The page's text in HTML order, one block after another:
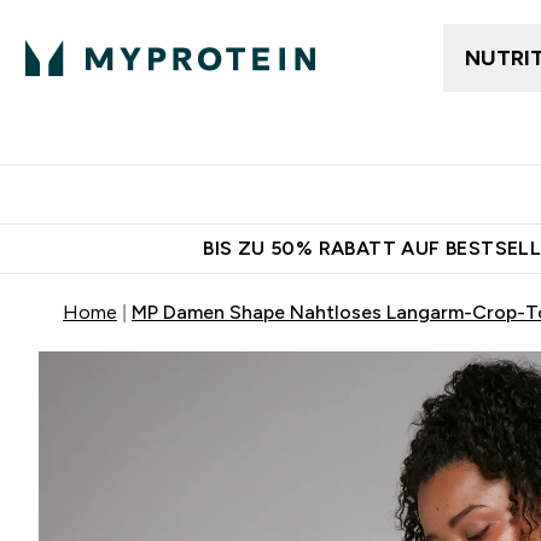
BIS ZU 50% RABATT AUF
Home MP Damen Shape Nahtloses Langarm-Crop-